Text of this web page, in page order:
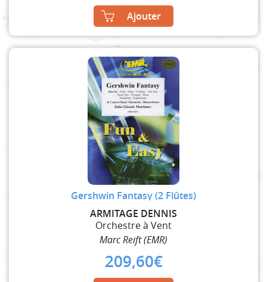
Ajouter
Gershwin Fantasy (2 Flûtes)
ARMITAGE DENNIS
Orchestre à Vent
Marc Reift (EMR)
209,60€